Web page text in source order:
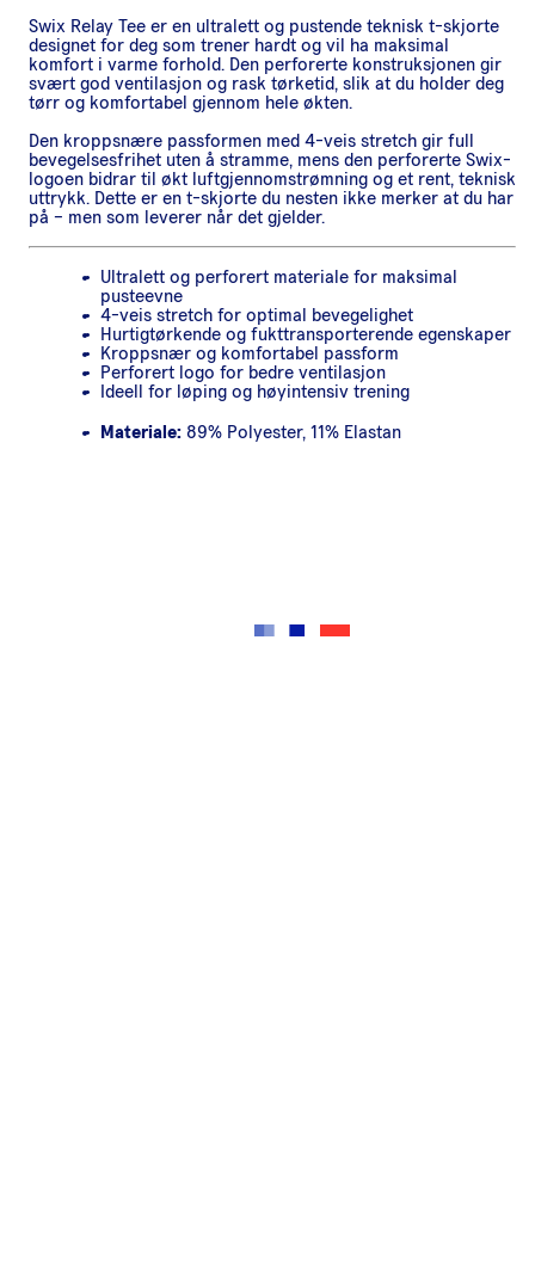
Swix Relay Tee er en ultralett og pustende teknisk t-skjorte
designet for deg som trener hardt og vil ha maksimal
komfort i varme forhold. Den perforerte konstruksjonen gir
svært god ventilasjon og rask tørketid, slik at du holder deg
tørr og komfortabel gjennom hele økten.
Den kroppsnære passformen med 4-veis stretch gir full
bevegelsesfrihet uten å stramme, mens den perforerte Swix-
logoen bidrar til økt luftgjennomstrømning og et rent, teknisk
uttrykk. Dette er en t-skjorte du nesten ikke merker at du har
på – men som leverer når det gjelder.
Ultralett og perforert materiale for maksimal
pusteevne
4-veis stretch for optimal bevegelighet
Hurtigtørkende og fukttransporterende egenskaper
Kroppsnær og komfortabel passform
Perforert logo for bedre ventilasjon
Ideell for løping og høyintensiv trening
Materiale: 89% Polyester, 11% Elastan